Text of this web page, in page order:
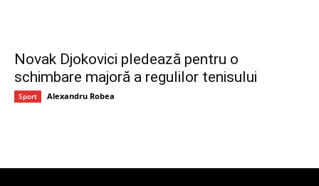
Novak Djokovici pledează pentru o
schimbare majoră a regulilor tenisului
Sport Alexandru Robea